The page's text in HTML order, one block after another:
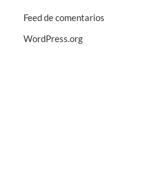
Feed de comentarios
WordPress.org